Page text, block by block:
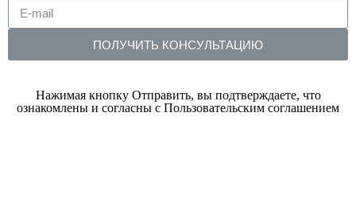
ПОЛУЧИТЬ КОНСУЛЬТАЦИЮ
Нажимая кнопку Отправить, вы подтверждаете, что
ознакомлены и согласны с Пользовательским соглашением